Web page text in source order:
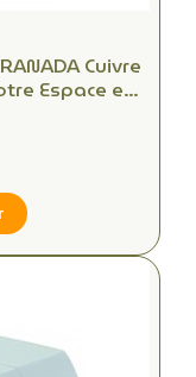
Cuivre
Espace en